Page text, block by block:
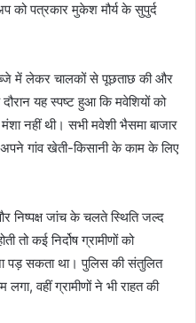
को पत्रकार मुकेश मौर्य के सुपुर्द
में लेकर चालकों से पूछताछ की और
यह स्पष्ट हुआ कि मवेशियों को
नहीं थी। सभी मवेशी भैसमा बाजार
गांव खेती-किसानी के काम के लिए
निष्पक्ष जांच के चलते स्थिति जल्द
तो कई निर्दोष ग्रामीणों को
पड़ सकता था। पुलिस की संतुलित
वहीं ग्रामीणों ने भी राहत की